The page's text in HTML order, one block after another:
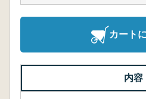
カート
内容